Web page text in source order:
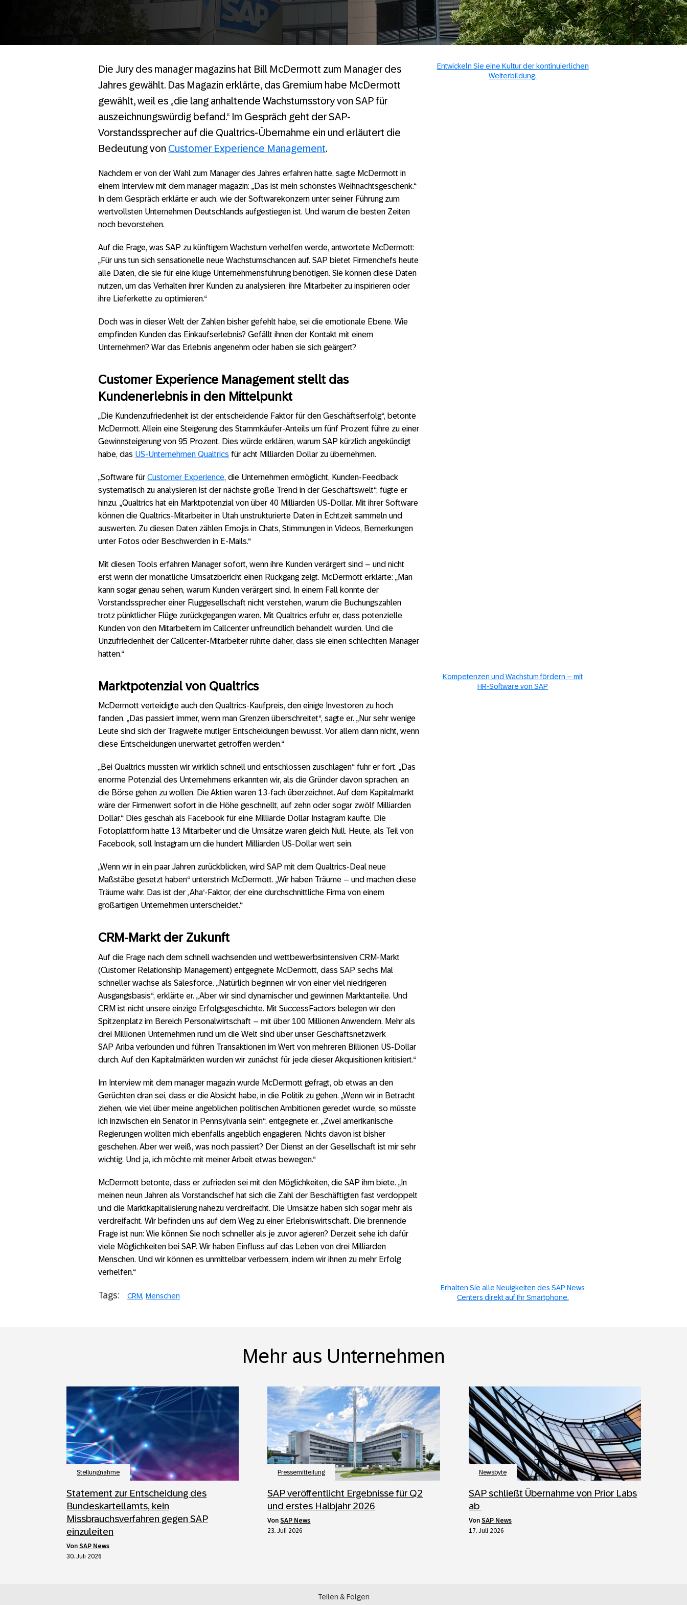
Die Jury des manager magazins hat Bill McDermott zum Manager des
Jahres gewählt. Das Magazin erklärte, das Gremium habe McDermott
gewählt, weil es „die lang anhaltende Wachstumsstory von SAP für
auszeichnungswürdig befand.“ Im Gespräch geht der SAP-
Vorstandssprecher auf die Qualtrics-Übernahme ein und erläutert die
Bedeutung von Customer Experience Management.
Nachdem er von der Wahl zum Manager des Jahres erfahren hatte, sagte McDermott in
einem Interview mit dem manager magazin: „Das ist mein schönstes Weihnachtsgeschenk.“
In dem Gespräch erklärte er auch, wie der Softwarekonzern unter seiner Führung zum
wertvollsten Unternehmen Deutschlands aufgestiegen ist. Und warum die besten Zeiten
noch bevorstehen.
Auf die Frage, was SAP zu künftigem Wachstum verhelfen werde, antwortete McDermott:
„Für uns tun sich sensationelle neue Wachstumschancen auf. SAP bietet Firmenchefs heute
alle Daten, die sie für eine kluge Unternehmensführung benötigen. Sie können diese Daten
nutzen, um das Verhalten ihrer Kunden zu analysieren, ihre Mitarbeiter zu inspirieren oder
ihre Lieferkette zu optimieren.“
Doch was in dieser Welt der Zahlen bisher gefehlt habe, sei die emotionale Ebene. Wie
empfinden Kunden das Einkaufserlebnis? Gefällt ihnen der Kontakt mit einem
Unternehmen? War das Erlebnis angenehm oder haben sie sich geärgert?
Customer Experience Management stellt das
Kundenerlebnis in den Mittelpunkt
„Die Kundenzufriedenheit ist der entscheidende Faktor für den Geschäftserfolg“, betonte
McDermott. Allein eine Steigerung des Stammkäufer-Anteils um fünf Prozent führe zu einer
Gewinnsteigerung von 95 Prozent. Dies würde erklären, warum SAP kürzlich angekündigt
habe, das US-Unternehmen Qualtrics für acht Milliarden Dollar zu übernehmen.
„Software für Customer Experience, die Unternehmen ermöglicht, Kunden-Feedback
systematisch zu analysieren ist der nächste große Trend in der Geschäftswelt“, fügte er
hinzu. „Qualtrics hat ein Marktpotenzial von über 40 Milliarden US-Dollar. Mit ihrer Software
können die Qualtrics-Mitarbeiter in Utah unstrukturierte Daten in Echtzeit sammeln und
auswerten. Zu diesen Daten zählen Emojis in Chats, Stimmungen in Videos, Bemerkungen
unter Fotos oder Beschwerden in E-Mails.“
Mit diesen Tools erfahren Manager sofort, wenn ihre Kunden verärgert sind – und nicht
erst wenn der monatliche Umsatzbericht einen Rückgang zeigt. McDermott erklärte: „Man
kann sogar genau sehen, warum Kunden verärgert sind. In einem Fall konnte der
Vorstandssprecher einer Fluggesellschaft nicht verstehen, warum die Buchungszahlen
trotz pünktlicher Flüge zurückgegangen waren. Mit Qualtrics erfuhr er, dass potenzielle
Kunden von den Mitarbeitern im Callcenter unfreundlich behandelt wurden. Und die
Unzufriedenheit der Callcenter-Mitarbeiter rührte daher, dass sie einen schlechten Manager
hatten.“
Marktpotenzial von Qualtrics
McDermott verteidigte auch den Qualtrics-Kaufpreis, den einige Investoren zu hoch
fanden. „Das passiert immer, wenn man Grenzen überschreitet“, sagte er. „Nur sehr wenige
Leute sind sich der Tragweite mutiger Entscheidungen bewusst. Vor allem dann nicht, wenn
diese Entscheidungen unerwartet getroffen werden.“
„Bei Qualtrics mussten wir wirklich schnell und entschlossen zuschlagen“ fuhr er fort. „Das
enorme Potenzial des Unternehmens erkannten wir, als die Gründer davon sprachen, an
die Börse gehen zu wollen. Die Aktien waren 13-fach überzeichnet. Auf dem Kapitalmarkt
wäre der Firmenwert sofort in die Höhe geschnellt, auf zehn oder sogar zwölf Milliarden
Dollar.“ Dies geschah als Facebook für eine Milliarde Dollar Instagram kaufte. Die
Fotoplattform hatte 13 Mitarbeiter und die Umsätze waren gleich Null. Heute, als Teil von
Facebook, soll Instagram um die hundert Milliarden US-Dollar wert sein.
„Wenn wir in ein paar Jahren zurückblicken, wird SAP mit dem Qualtrics-Deal neue
Maßstäbe gesetzt haben“ unterstrich McDermott. „Wir haben Träume – und machen diese
Träume wahr. Das ist der ‚Aha‘-Faktor, der eine durchschnittliche Firma von einem
großartigen Unternehmen unterscheidet.“
CRM-Markt der Zukunft
Auf die Frage nach dem schnell wachsenden und wettbewerbsintensiven CRM-Markt
(Customer Relationship Management) entgegnete McDermott, dass SAP sechs Mal
schneller wachse als Salesforce. „Natürlich beginnen wir von einer viel niedrigeren
Ausgangsbasis“, erklärte er. „Aber wir sind dynamischer und gewinnen Marktanteile. Und
CRM ist nicht unsere einzige Erfolgsgeschichte. Mit SuccessFactors belegen wir den
Spitzenplatz im Bereich Personalwirtschaft – mit über 100 Millionen Anwendern. Mehr als
drei Millionen Unternehmen rund um die Welt sind über unser Geschäftsnetzwerk
SAP Ariba verbunden und führen Transaktionen im Wert von mehreren Billionen US-Dollar
durch. Auf den Kapitalmärkten wurden wir zunächst für jede dieser Akquisitionen kritisiert.“
Im Interview mit dem manager magazin wurde McDermott gefragt, ob etwas an den
Gerüchten dran sei, dass er die Absicht habe, in die Politik zu gehen. „Wenn wir in Betracht
ziehen, wie viel über meine angeblichen politischen Ambitionen geredet wurde, so müsste
ich inzwischen ein Senator in Pennsylvania sein“, entgegnete er. „Zwei amerikanische
Regierungen wollten mich ebenfalls angeblich engagieren. Nichts davon ist bisher
geschehen. Aber wer weiß, was noch passiert? Der Dienst an der Gesellschaft ist mir sehr
wichtig. Und ja, ich möchte mit meiner Arbeit etwas bewegen.“
McDermott betonte, dass er zufrieden sei mit den Möglichkeiten, die SAP ihm biete. „In
meinen neun Jahren als Vorstandschef hat sich die Zahl der Beschäftigten fast verdoppelt
und die Marktkapitalisierung nahezu verdreifacht. Die Umsätze haben sich sogar mehr als
verdreifacht. Wir befinden uns auf dem Weg zu einer Erlebniswirtschaft. Die brennende
Frage ist nun: Wie können Sie noch schneller als je zuvor agieren? Derzeit sehe ich dafür
viele Möglichkeiten bei SAP. Wir haben Einfluss auf das Leben von drei Milliarden
Menschen. Und wir können es unmittelbar verbessern, indem wir ihnen zu mehr Erfolg
verhelfen.“
Tags: CRM Menschen
Entwickeln Sie eine Kultur der kontinuierlichen
Weiterbildung.
Kompetenzen und Wachstum fördern – mit
HR-Software von SAP
Erhalten Sie alle Neuigkeiten des SAP News
Centers direkt auf Ihr Smartphone.
Mehr aus Unternehmen
Stellungnahme
Statement zur Entscheidung des
Bundeskartellamts, kein
Missbrauchsverfahren gegen SAP
einzuleiten
von SAP News
30. Juli 2026
Pressemitteilung
SAP veröffentlicht Ergebnisse für Q2
und erstes Halbjahr 2026
vonSAP News
23. Juli 2026
Newsbyte
SAP schließt Übernahme von Prior Labs
ab
von SAP News
17. Juli 2026
Teilen & Folgen